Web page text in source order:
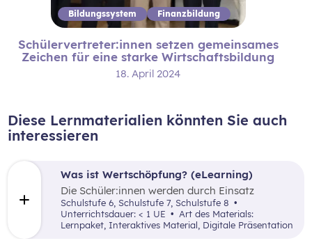
Bildungssystem Finanzbildung
Schülervertreter:innen setzen gemeinsames
Zeichen für eine starke Wirtschaftsbildung
18. April 2024
Diese Lernmaterialien könnten Sie auch
interessieren
Was ist Wertschöpfung? (eLearning)
Die Schüler:innen werden durch Einsatz
verschiedener inaktiver didaktischer Elemente
mit dem Begriff der Wertschöpfung(-kette)
anhand einfach nachvollziehbarer Beispiele
vertraut gemacht.
Schulstufe 6, Schulstufe 7, Schulstufe 8
Unterrichtsdauer: < 1 UE
Lernpaket, Interaktives Material, Digitale Präsentation